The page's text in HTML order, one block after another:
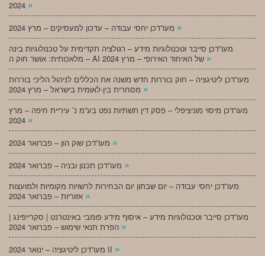
»
»
מעו”דכן סייבר וטכנולוגיות מידע – רגולציה תקדימית על טכנולוגיות בינה
»
מעו”דכן ליטיגציה – חוק בוררות חדש משנה את הכללים לניהול הליכי בוררות
»
מעו”דכן מיסוי מוניציפלי – פסק דין תשתיות נפט בע”מ נ’ עיריית חיפה – מרץ
»
»
»
מעו”דכן יחסי עבודה – יום שבתון יום הבחירות לרשויות מקומיות ולמועצות
»
מעו”דכן סייבר וטכנולוגיות מידע – איסוף מידע פומבי באינטרנט | סקרייפינג |
»
מעו”דכן ליטיגציה – ינואר 2024 II »